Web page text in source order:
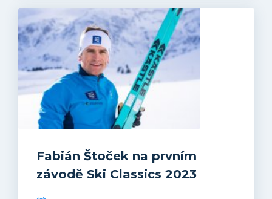
Fabián Štoček na prvním
závodě Ski Classics 2023